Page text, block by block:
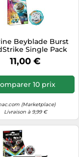
Beyblade Burst
Single Pack
aléatoire G
11,00 €
10 prix
(Marketplace)
Livraison à 9,99 €